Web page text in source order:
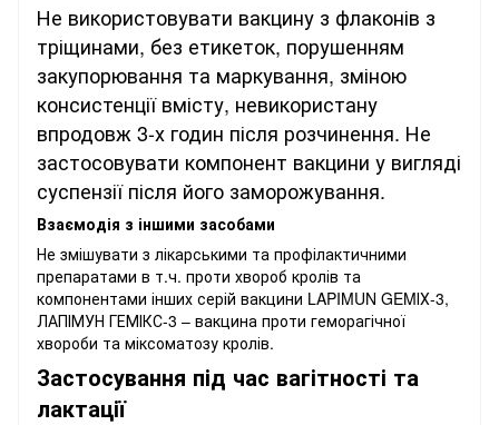
Не використовувати вакцину з флаконів з
тріщинами, без етикеток, порушенням
закупорювання та маркування, зміною
консистенції вмісту, невикористану
впродовж 3-х годин після розчинення. Не
застосовувати компонент вакцини у вигляді
суспензії після його заморожування.
Взаємодія з іншими засобами
Не змішувати з лікарськими та профілактичними
препаратами в т.ч. проти хвороб кролів та
компонентами інших серій вакцини LAPIMUN GEMІХ-3,
ЛАПІМУН ГЕМІКС-3 – вакцина проти геморагічної
хвороби та міксоматозу кролів.
Застосування під час вагітності та
лактації